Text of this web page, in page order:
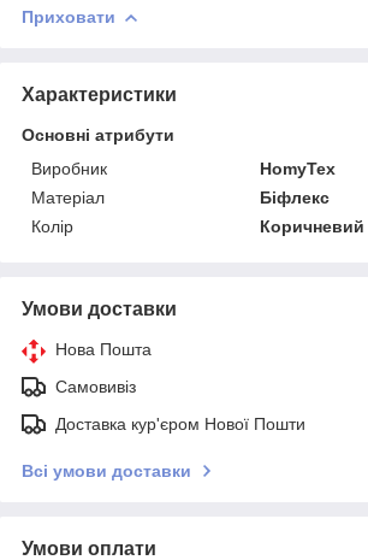
Приховати
Характеристики
Основні атрибути
Виробник
HomyTex
Матеріал
Біфлекс
Колір
Коричневий
Умови доставки
Нова Пошта
Самовивіз
Доставка кур'єром Нової Пошти
Всі умови доставки
Умови оплати